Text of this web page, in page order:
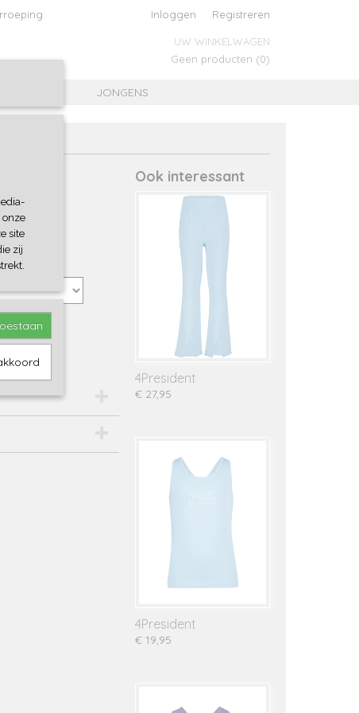
Inloggen Registreren
UW WINKELWAGEN
Geen producten (0)
JONGENS
Ook interessant
4President
€ 27,95
4President
€ 19,95
onze
site
zij